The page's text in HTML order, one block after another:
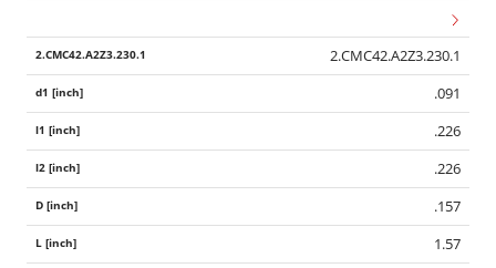
2.CMC42.A2Z3.230.1
.091
.226
.226
.157
1.57